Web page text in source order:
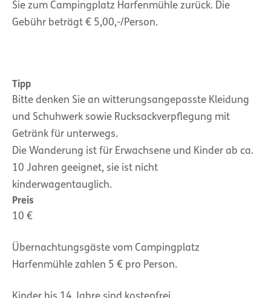
Sie zum Campingplatz Harfenmühle zurück. Die
Gebühr beträgt € 5,00,-/Person.
Tipp
Bitte denken Sie an witterungsangepasste Kleidung
und Schuhwerk sowie Rucksackverpflegung mit
Getränk für unterwegs.
Die Wanderung ist für Erwachsene und Kinder ab ca.
10 Jahren geeignet, sie ist nicht
kinderwagentauglich.
Preis
10 €
Übernachtungsgäste vom Campingplatz
Harfenmühle zahlen 5 € pro Person.